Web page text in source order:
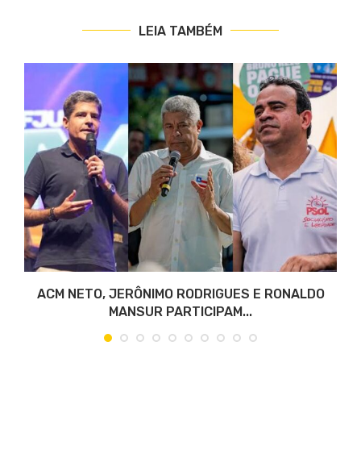
LEIA TAMBÉM
ACM NETO, JERÔNIMO RODRIGUES E RONALDO
MANSUR PARTICIPAM...